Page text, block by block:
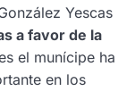
Yescas
a favor de la
el munícipe ha
en los